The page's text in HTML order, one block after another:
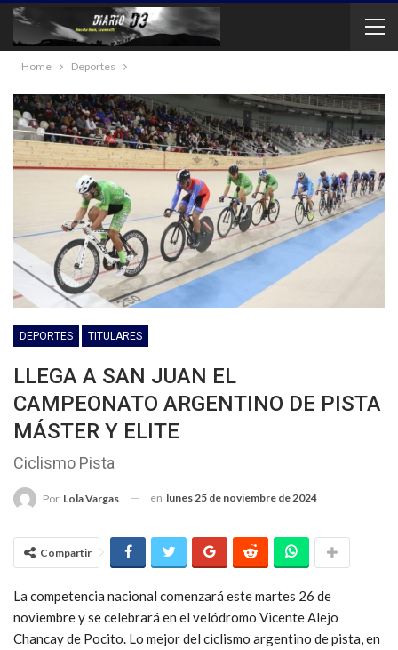
Home Deportes
DEPORTES TITULARES
LLEGA A SAN JUAN EL
CAMPEONATO ARGENTINO DE PISTA
MÁSTER Y ELITE
Ciclismo Pista
Por Lola Vargas en lunes 25 de noviembre de 2024
Compartir
La competencia nacional comenzará este martes 26 de
noviembre y se celebrará en el velódromo Vicente Alejo
Chancay de Pocito. Lo mejor del ciclismo argentino de pista, en